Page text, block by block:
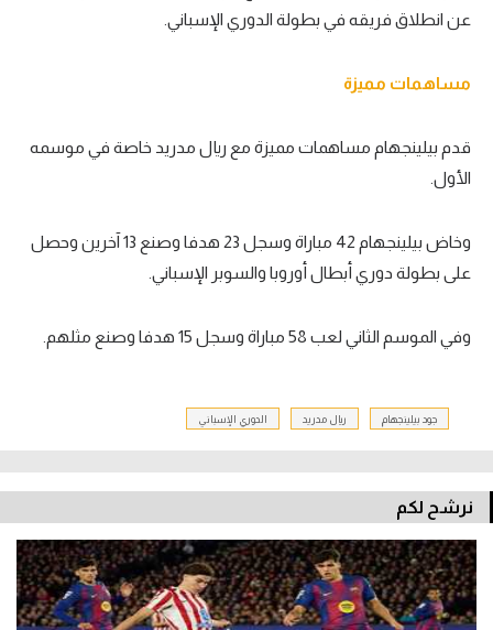
عن انطلاق فريقه في بطولة الدوري الإسباني.
مساهمات مميزة
قدم بيلينجهام مساهمات مميزة مع ريال مدريد خاصة في موسمه
الأول.
وخاض بيلينجهام 42 مباراة وسجل 23 هدفا وصنع 13 آخرين وحصل
على بطولة دوري أبطال أوروبا والسوبر الإسباني.
وفي الموسم الثاني لعب 58 مباراة وسجل 15 هدفا وصنع مثلهم.
جود بيلينجهام ريال مدريد الدوري الإسباني
نرشح لكم